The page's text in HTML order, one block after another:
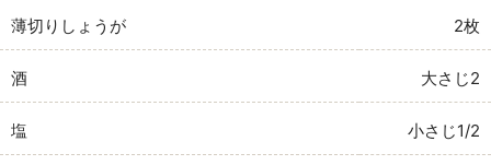
薄切りしょうが 2枚
酒 大さじ2
塩 小さじ1/2